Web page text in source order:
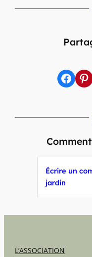
Partager
Écrire un
jardin
L’ASSOCIATION